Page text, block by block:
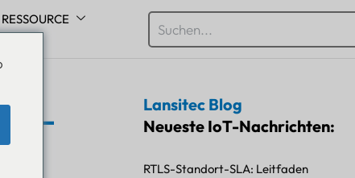
RESSOURCE
Lansitec Blog
Neueste IoT-Nachrichten:
RTLS-Standort-SLA: Leitfaden